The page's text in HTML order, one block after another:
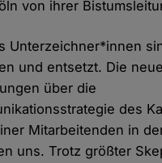
von ihrer
Unterzeichner*innen
und entsetzt. Die
über die
des
Mitarbeitenden in
uns. Trotz größter